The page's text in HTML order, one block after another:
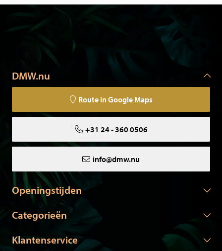
DMW.nu
Route in Google Maps
+31 24 - 360 0506
info@dmw.nu
Openingstijden
Categorieën
Klantenservice